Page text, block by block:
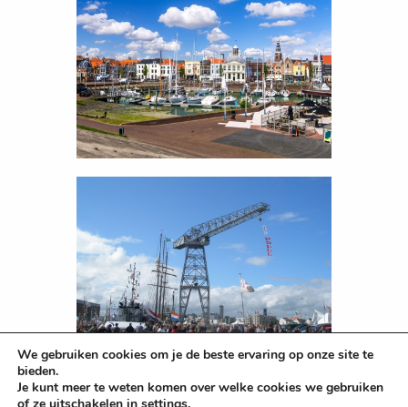
We gebruiken cookies om je de beste ervaring op onze site te
bieden.
Je kunt meer te weten komen over welke cookies we gebruiken